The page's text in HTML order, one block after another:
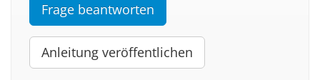
Frage beantworten
Anleitung veröffentlichen